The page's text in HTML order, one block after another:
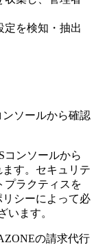
定を検知・抽出
コンソールから
す。セキュリテ
プラクティスを
シーによって必
います。
の請求代行